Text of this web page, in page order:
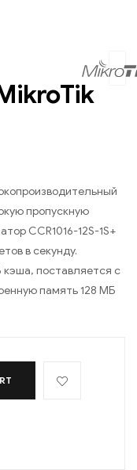
пропускную
CCR1016-12S-1S+
в секунду.
поставляется с
память 128 МБ